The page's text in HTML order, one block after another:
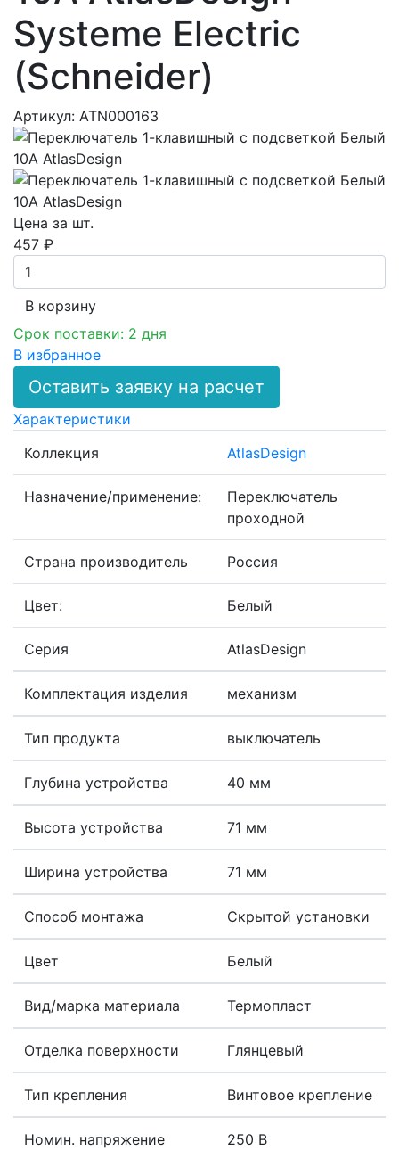
Systeme Electric
(Schneider)
Артикул: ATN000163
Цена за шт.
457 ₽
В корзинy
Срок поставки: 2 дня
В избранное
Оставить заявку на расчет
Характеристики
Коллекция
AtlasDesign
Назначение/применение:
Переключатель
проходной
Страна производитель Россия
Цвет: Белый
Серия AtlasDesign
Комплектация изделия механизм
Тип продукта выключатель
Глубина устройства 40 мм
Высота устройства 71 мм
Ширина устройства 71 мм
Способ монтажа Скрытой установки
Цвет Белый
Вид/марка материала Термопласт
Отделка поверхности Глянцевый
Тип крепления Винтовое крепление
Номин. напряжение 250 В